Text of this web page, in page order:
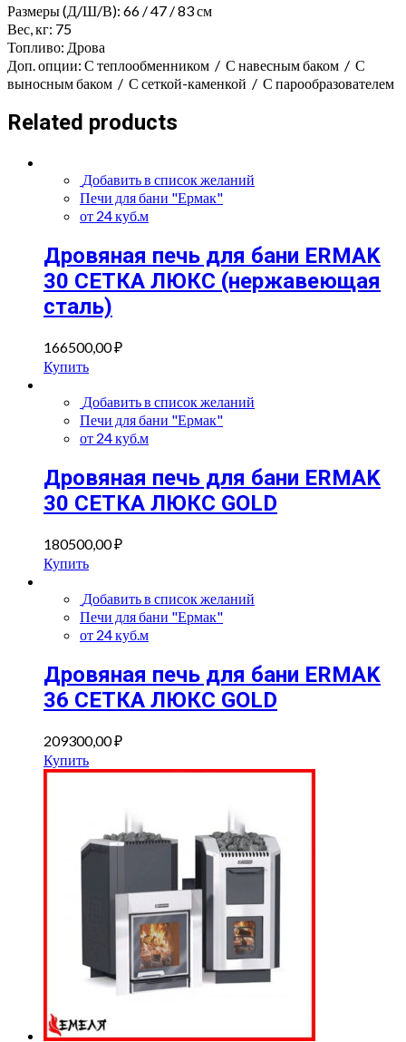
Размеры (Д/Ш/В): 66 / 47 / 83 см
Вес, кг: 75
Топливо: Дрова
Доп. опции: С теплообменником / С навесным баком / С
выносным баком / С сеткой-каменкой / С парообразователем
Related products
Добавить в список желаний
Печи для бани "Ермак"
от 24 куб.м
Дровяная печь для бани ERMAK
30 СЕТКА ЛЮКС (нержавеющая
сталь)
166500,00₽
Купить
Добавить в список желаний
Печи для бани "Ермак"
от 24 куб.м
Дровяная печь для бани ERMAK
30 СЕТКА ЛЮКС GOLD
180500,00₽
Купить
Добавить в список желаний
Печи для бани "Ермак"
от 24 куб.м
Дровяная печь для бани ERMAK
36 СЕТКА ЛЮКС GOLD
209300,00₽
Купить